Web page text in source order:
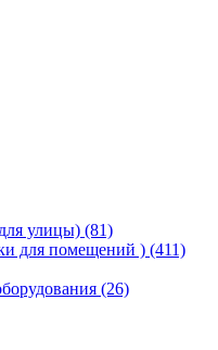
улицы) (81)
для помещений ) (411)
(26)